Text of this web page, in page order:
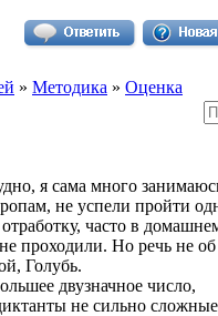
» Методика » Оценка
я сама много
не успели пройти
часто в
проходили. Но речь не об
Голубь.
двузначное число,
не сильно